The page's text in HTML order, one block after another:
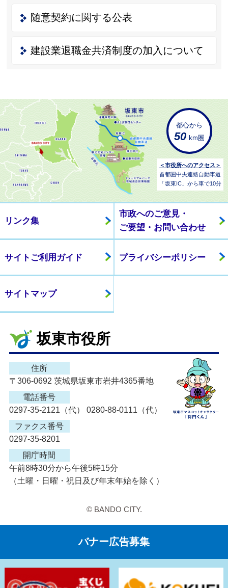
随意契約に関する公表
建設業退職金共済制度の加入について
都心から
50 km圏
＜市役所へのアクセス＞
首都圏中央連絡自動車道
「坂東IC」から車で10分
リンク集
市政へのご意見・
ご要望・お問い合わせ
サイトご利用ガイド プライバシーポリシー
サイトマップ
坂東市役所
住所
〒306-0692 茨城県坂東市岩井4365番地
電話番号
0297-35-2121（代） 0280-88-0111（代）
ファクス番号
0297-35-8201
開庁時間
午前8時30分から午後5時15分
（土曜・日曜・祝日及び年末年始を除く）
© BANDO CITY.
バナー広告募集